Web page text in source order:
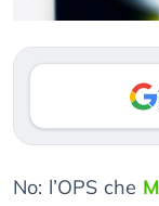
No: l’OPS che